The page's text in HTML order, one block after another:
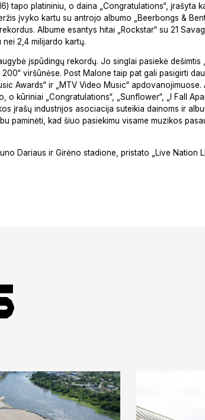
tapo platininiu, o daina „Congratulations“, įrašyta
įvyko kartu su antrojo albumo „Beerbongs &
Albume esantys hitai „Rockstar“ su 21
nei 2,4 milijardo kartų.
įspūdingų rekordų. Jo singlai pasiekė dešimtis
viršūnėse. Post Malone taip pat gali pasigirti
Awards“ ir „MTV Video Music“ apdovanojimuose.
kūriniai „Congratulations“, „Sunflower“, „I Fall
įrašų industrijos asociacija suteikia dainoms ir
paminėti, kad šiuo pasiekimu visame muzikos
Dariaus ir Girėno stadione, pristato „Live Nation